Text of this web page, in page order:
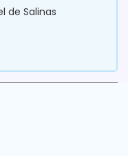
de Salinas